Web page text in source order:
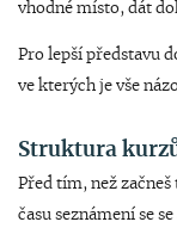
vhodné místo, dát
Pro lepší představu
ve kterých je vše
Struktura
Před tím, než
času seznámení se